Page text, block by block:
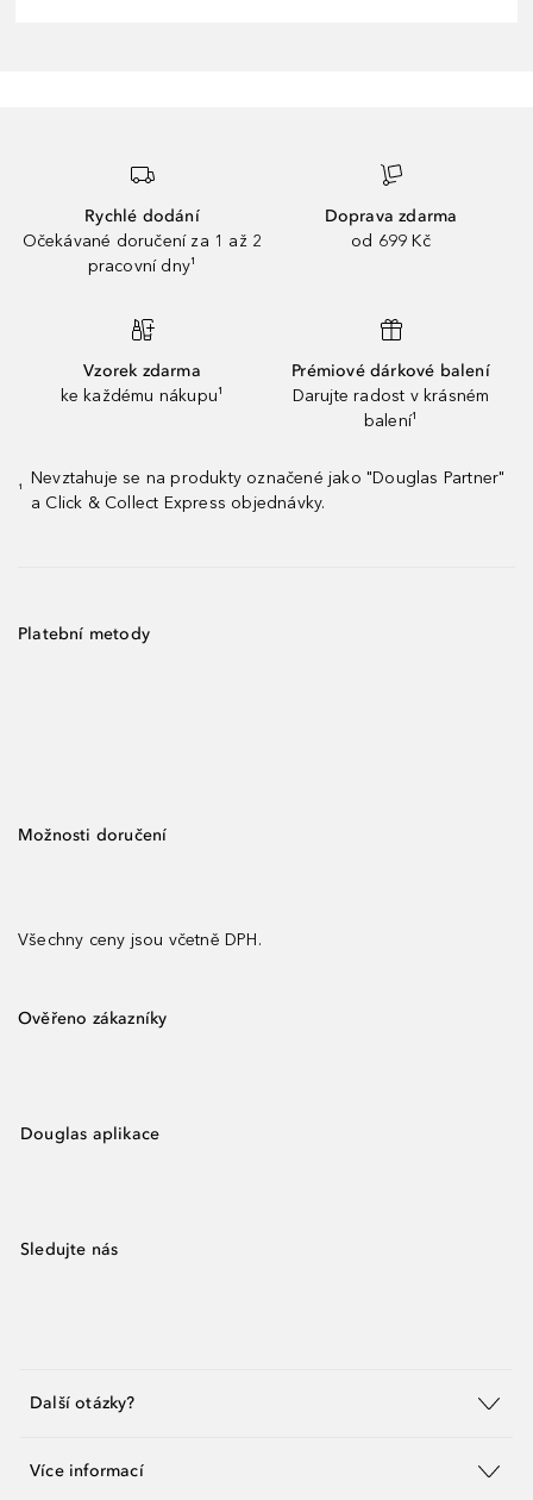
Rychlé dodání
Očekávané doručení za 1 až 2
pracovní dny¹
Doprava zdarma
od 699 Kč
Vzorek zdarma
ke každému nákupu¹
Prémiové dárkové balení
Darujte radost v krásném
balení¹
¹
Nevztahuje se na produkty označené jako "Douglas Partner"
a Click & Collect Express objednávky.
Platební metody
Možnosti doručení
Všechny ceny jsou včetně DPH.
Ověřeno zákazníky
Douglas aplikace
Sledujte nás
Další otázky?
Více informací